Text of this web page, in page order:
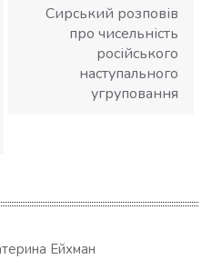
Сирський розповів
про чисельність
російського
наступального
угруповання
Ейхман